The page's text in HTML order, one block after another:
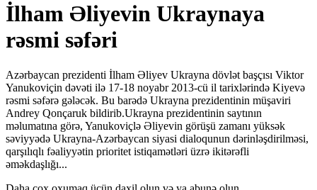
İlham Əliyevin Ukraynaya
rəsmi səfəri
Azərbaycan prezidenti İlham Əliyev Ukrayna dövlət başçısı Viktor
Yanukoviçin dəvəti ilə 17-18 noyabr 2013-cü il tarixlərində Kiyevə
rəsmi səfərə gələcək. Bu barədə Ukrayna prezidentinin müşaviri
Andrey Qonçaruk bildirib.Ukrayna prezidentinin saytının
məlumatına görə, Yanukoviçlə Əliyevin görüşü zamanı yüksək
səviyyədə Ukrayna-Azərbaycan siyasi dialoqunun dərinləşdirilməsi,
qarşılıqlı fəaliyyətin prioritet istiqamətləri üzrə ikitərəfli
əməkdaşlığı...